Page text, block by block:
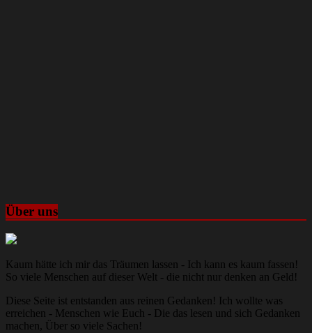
Über uns
Kaum hätte ich mir das Träumen lassen - Ich kann es kaum fassen!
So viele Menschen auf dieser Welt - die nicht nur denken an Geld!
Diese Seite ist entstanden aus reinen Gedanken! Ich wollte was
erreichen - Menschen wie Euch - Die das lesen und sich Gedanken
machen, Über so viele Sachen!